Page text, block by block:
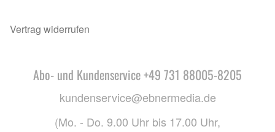
Vertrag widerrufen
Abo- und Kundenservice +49 731 88005-8205
kundenservice@ebnermedia.de
(Mo. - Do. 9.00 Uhr bis 17.00 Uhr,